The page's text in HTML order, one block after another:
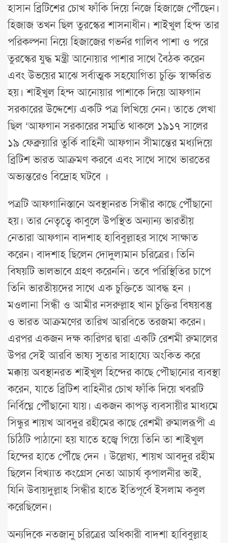
হাসান ব্রিটিশের চোখ ফাঁকি দিয়ে নিজে হিজাজে পৌঁছেন।
হিজাজ তখন ছিল তুরস্কের শাসনাধীন। শাইখুল হিন্দ তার
পরিকল্পনা নিয়ে হিজাজের গভর্নর গালিব পাশা ও পরে
তুরস্কের যুদ্ধ মন্ত্রী আনোয়ার পাশার সাথে বৈঠক করেন
এবং উভয়ের মাঝে সর্বাত্মক সহযোগিতা চুক্তি স্বাক্ষরিত
হয়। শাইখুল হিন্দ আনোয়ার পাশাকে দিয়ে আফগান
সরকারের উদ্দেশ্যে একটি পত্র লিখিয়ে নেন। তাতে লেখা
ছিল ‘আফগান সরকারের সম্মতি থাকলে ১৯১৭ সালের
১৯ ফেব্রুয়ারি তুর্কি বাহিনী আফগান সীমান্তের মধ্যদিয়ে
ব্রিটিশ ভারত আক্রমণ করবে এবং সাথে সাথে ভারতের
অভ্যন্তরেও বিদ্রোহ ঘটবে ।
পত্রটি আফগানিস্তানে অবস্থানরত সিন্ধীর কাছে পৌঁছানো
হয়। তার নেতৃত্বে কাবুলে উপস্থিত অন্যান্য ভারতীয়
নেতারা আফগান বাদশাহ হাবিবুল্লাহর সাথে সাক্ষাত
করেন। বাদশাহ ছিলেন দোদুল্যমান চরিত্রের। তিনি
বিষয়টি ভালভাবে গ্রহণ করেননি। তবে পরিস্থিতির চাপে
তিনি ভারতীয়দের সাথে এক চুক্তিতে আবদ্ধ হন ।
মওলানা সিন্ধী ও আমীর নসরুল্লাহ খান চুক্তির বিষয়বস্তু
ও ভারত আক্রমণের তারিখ আরবিতে তরজমা করেন।
এরপর একজন দক্ষ কারিগর দ্বারা একটি রেশমী রুমালের
উপর সেই আরবি ভাষ্য সুতার সাহায্যে অংকিত করে
মক্কায় অবস্থানরত শাইখুল হিন্দের কাছে পৌছানোর ব্যবস্থা
করেন, যাতে ব্রিটিশ বাহিনীর চোখ ফাঁকি দিয়ে খবরটি
নির্বিঘ্নে পৌঁছানো যায়। একজন কাপড় ব্যবসায়ীর মাধ্যমে
সিন্ধুর শায়খ আবদুর রহীমের কাছে রেশমী রুমালরূপী এ
চিঠিটি পাঠানো হয় যাতে হজ্বে গিয়ে তিনি তা শাইখুল
হিন্দের হাতে পৌঁছে দেন । উল্লেখ্য, শায়খ আবদুর রহীম
ছিলেন বিখ্যাত কংগ্রেস নেতা আচার্য কৃপালনীর ভাই,
যিনি উবায়দুল্লাহ সিন্ধীর হাতে ইতিপূর্বে ইসলাম কবুল
করেছিলেন।
অন্যদিকে নতজানু চরিত্রের অধিকারী বাদশা হাবিবুল্লাহ